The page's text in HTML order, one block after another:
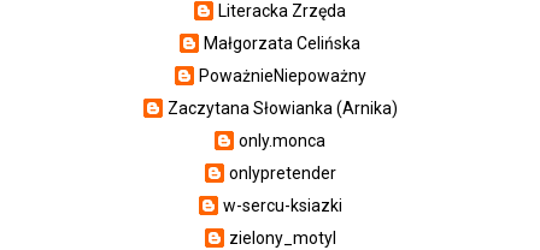
Literacka Zrzęda
Małgorzata Celińska
PoważnieNiepoważny
Zaczytana Słowianka (Arnika)
only.monca
onlypretender
w-sercu-ksiazki
zielony_motyl